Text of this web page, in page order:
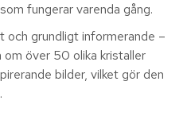
fungerar varenda gång.
och grundligt informerande –
över 50 olika kristaller
bilder, vilket gör den